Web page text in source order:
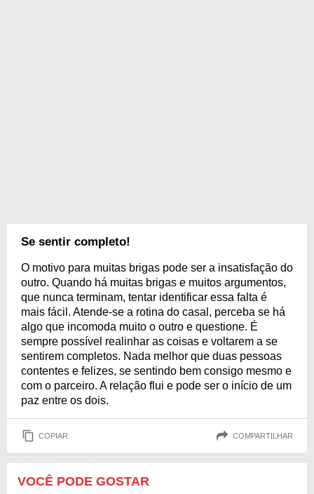
Se sentir completo!
O motivo para muitas brigas pode ser a insatisfação do
outro. Quando há muitas brigas e muitos argumentos,
que nunca terminam, tentar identificar essa falta é
mais fácil. Atende-se a rotina do casal, perceba se há
algo que incomoda muito o outro e questione. É
sempre possível realinhar as coisas e voltarem a se
sentirem completos. Nada melhor que duas pessoas
contentes e felizes, se sentindo bem consigo mesmo e
com o parceiro. A relação flui e pode ser o início de um
paz entre os dois.
COPIAR COMPARTILHAR
VOCÊ PODE GOSTAR